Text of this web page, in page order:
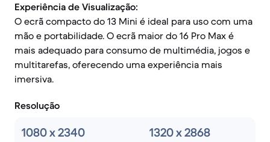
Experiência de Visualização:
O ecrã compacto do 13 Mini é ideal para uso com uma
mão e portabilidade. O ecrã maior do 16 Pro Max é
mais adequado para consumo de multimédia, jogos e
multitarefas, oferecendo uma experiência mais
imersiva.
Resolução
1080 x 2340 1320 x 2868